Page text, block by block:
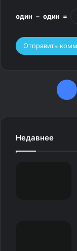
один − один =
F
Недавнее